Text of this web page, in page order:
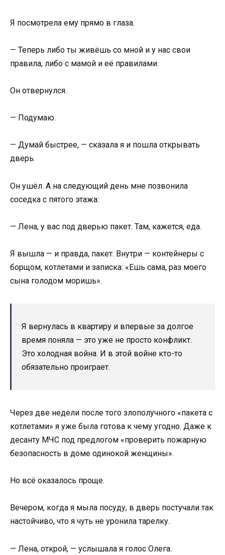
Я посмотрела ему прямо в глаза.
— Теперь либо ты живёшь со мной и у нас свои
правила, либо с мамой и её правилами.
Он отвернулся.
— Подумаю.
— Думай быстрее, — сказала я и пошла открывать
дверь.
Он ушёл. А на следующий день мне позвонила
соседка с пятого этажа:
— Лена, у вас под дверью пакет. Там, кажется, еда.
Я вышла — и правда, пакет. Внутри — контейнеры с
борщом, котлетами и записка: «Ешь сама, раз моего
сына голодом моришь».
Я вернулась в квартиру и впервые за долгое
время поняла — это уже не просто конфликт.
Это холодная война. И в этой войне кто-то
обязательно проиграет.
Через две недели после того злополучного «пакета с
котлетами» я уже была готова к чему угодно. Даже к
десанту МЧС под предлогом «проверить пожарную
безопасность в доме одинокой женщины».
Но всё оказалось проще.
Вечером, когда я мыла посуду, в дверь постучали так
настойчиво, что я чуть не уронила тарелку.
— Лена, открой, — услышала я голос Олега.